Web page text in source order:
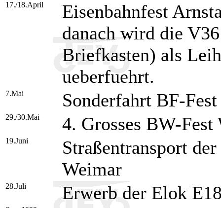
17./18.April
Eisenbahnfest
danach wird die
Briefkasten) als
ueberfuehrt.
7.Mai Sonderfahrt BF-
29./30.Mai 4. Grosses BW-Fest
19.Juni
Straßentransport
Weimar
28.Juli Erwerb der Elok